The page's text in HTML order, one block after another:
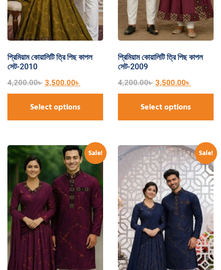
প্রিমিয়াম কোয়ালিটি ত্রি পিছ কাপল
সেট-2010
4,200.00৳ 3,500.00৳
Select options
প্রিমিয়াম কোয়ালিটি ত্রি পিছ কাপল
সেট-2009
4,200.00৳ 3,500.00৳
Select options
Sale! Sale!